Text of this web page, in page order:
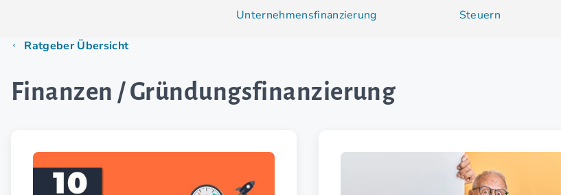
Unternehmensfinanzierung Steuern
Ratgeber Übersicht
Finanzen / Gründungsfinanzierung